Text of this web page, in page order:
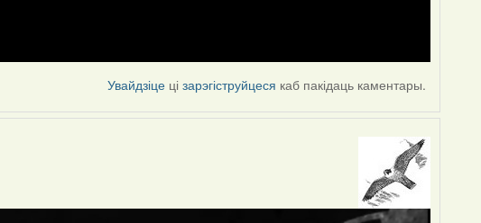
Увайдзіце цізарэгіструйцеся каб пакідаць каментары.